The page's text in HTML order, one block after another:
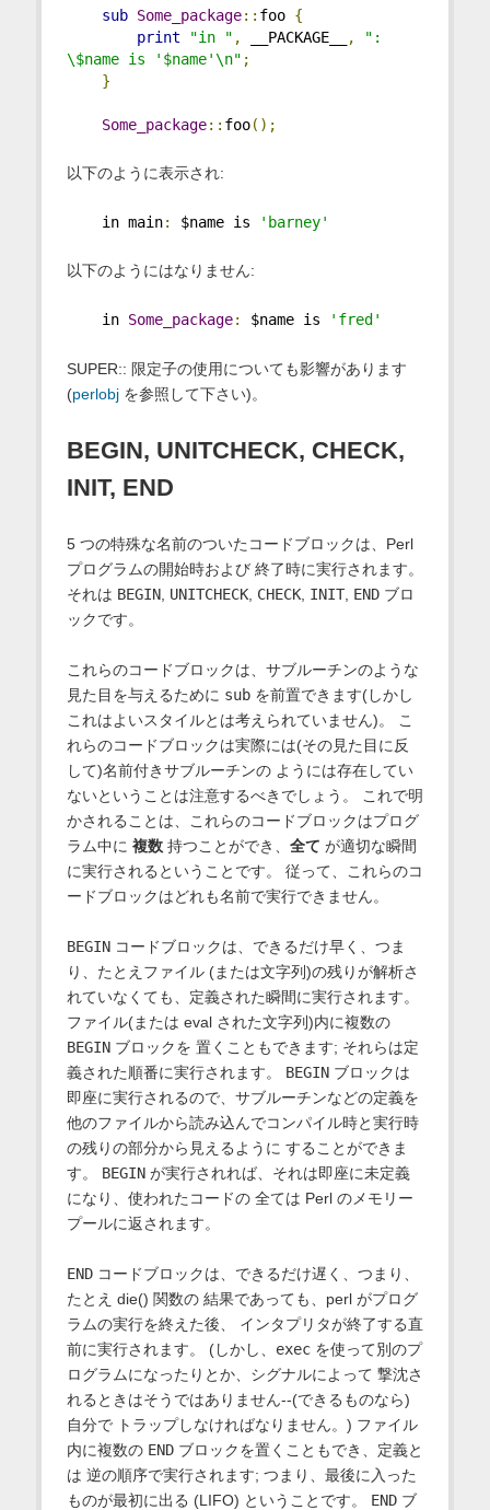
sub Some_package:: foo {
print
"in " , __PACKAGE__ ,
":
\$name is '$name'\n" ;
}
Some_package:: foo();
以下のように表示され:
in main: $name is 'barney'
以下のようにはなりません:
in Some_package: $name is 'fred'
SUPER:: 限定子の使用についても影響があります
(perlobjを参照して下さい)。
BEGIN, UNITCHECK, CHECK,
INIT, END
5 つの特殊な名前のついたコードブロックは、Perl
プログラムの開始時および 終了時に実行されます。
それは BEGIN, UNITCHECK, CHECK, INIT, ENDブロ
ックです。
これらのコードブロックは、サブルーチンのような
見た目を与えるために subを前置できます(しかし
これはよいスタイルとは考えられていません)。 こ
れらのコードブロックは実際には(その見た目に反
して)名前付きサブルーチンの ようには存在してい
ないということは注意するべきでしょう。 これで明
かされることは、これらのコードブロックはプログ
ラム中に 複数持つことができ、 全て が適切な瞬間
に実行されるということです。 従って、これらのコ
ードブロックはどれも名前で実行できません。
BEGINコードブロックは、できるだけ早く、つま
り、たとえファイル (または文字列)の残りが解析さ
れていなくても、定義された瞬間に実行されます。
ファイル(または eval された文字列)内に複数の
BEGINブロックを 置くこともできます; それらは定
義された順番に実行されます。 BEGINブロックは
即座に実行されるので、サブルーチンなどの定義を
他のファイルから読み込んでコンパイル時と実行時
の残りの部分から見えるように することができま
す。 BEGINが実行されれば、それは即座に未定義
になり、使われたコードの 全ては Perl のメモリー
プールに返されます。
ENDコードブロックは、できるだけ遅く、つまり、
たとえ die() 関数の 結果であっても、perl がプログ
ラムの実行を終えた後、 インタプリタが終了する直
前に実行されます。 (しかし、 execを使って別のプ
ログラムになったりとか、シグナルによって 撃沈さ
れるときはそうではありません--(できるものなら)
自分で トラップしなければなりません。) ファイル
内に複数の ENDブロックを置くこともでき、定義と
は 逆の順序で実行されます; つまり、最後に入った
ものが最初に出る (LIFO) ということです。 ENDブ